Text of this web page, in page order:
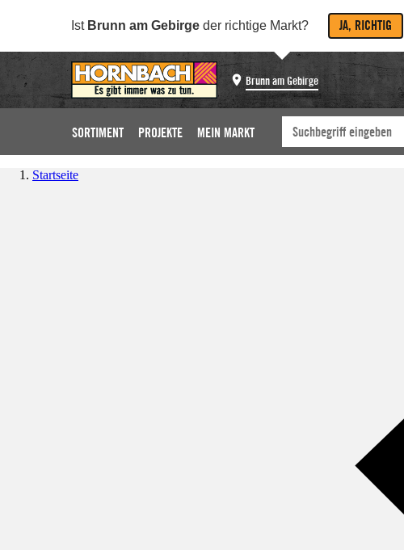
Ist Brunn am Gebirge der richtige Markt? JA, RICHTIG
Brunn am Gebirge
SORTIMENT PROJEKTE MEIN MARKT
Startseite